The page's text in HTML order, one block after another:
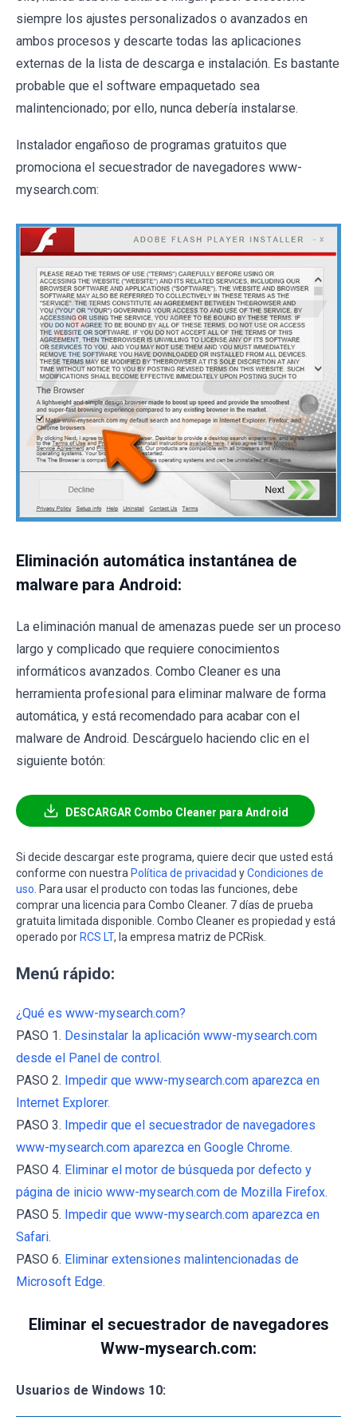
siempre los ajustes personalizados o avanzados en
ambos procesos y descarte todas las aplicaciones
externas de la lista de descarga e instalación. Es bastante
probable que el software empaquetado sea
malintencionado; por ello, nunca debería instalarse.
Instalador engañoso de programas gratuitos que
promociona el secuestrador de navegadores www-
mysearch.com:
Eliminación automática instantánea de
malware para Android:
La eliminación manual de amenazas puede ser un proceso
largo y complicado que requiere conocimientos
informáticos avanzados. Combo Cleaner es una
herramienta profesional para eliminar malware de forma
automática, y está recomendado para acabar con el
malware de Android. Descárguelo haciendo clic en el
siguiente botón:
DESCARGAR Combo Cleaner para Android
Si decide descargar este programa, quiere decir que usted está
conforme con nuestra Política de privacidad yCondiciones de
uso . Para usar el producto con todas las funciones, debe
comprar una licencia para Combo Cleaner. 7 días de prueba
gratuita limitada disponible. Combo Cleaner es propiedad y está
operado porRCS LT, la empresa matriz de PCRisk.
Menú rápido:
¿Qué es www-mysearch.com?
PASO 1. Desinstalar la aplicación www-mysearch.com
desde el Panel de control.
PASO 2. Impedir que www-mysearch.com aparezca en
Internet Explorer.
PASO 3. Impedir que el secuestrador de navegadores
www-mysearch.com aparezca en Google Chrome.
PASO 4. Eliminar el motor de búsqueda por defecto y
página de inicio www-mysearch.com de Mozilla Firefox.
PASO 5. Impedir que www-mysearch.com aparezca en
Safari.
PASO 6. Eliminar extensiones malintencionadas de
Microsoft Edge.
Eliminar el secuestrador de navegadores
Www-mysearch.com:
Usuarios de Windows 10: